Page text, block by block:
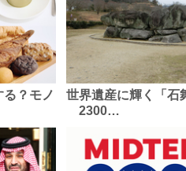
？モノ
世界遺産に輝く「石
2300…